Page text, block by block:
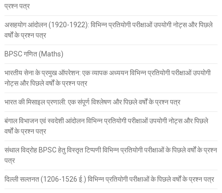
प्रश्न पत्र
असहयोग आंदोलन (1920-1922): विभिन्न प्रतियोगी परीक्षाओं उपयोगी नोट्स और पिछले
वर्षों के प्रश्न पत्र
BPSC गणित (Maths)
भारतीय सेना के प्रमुख ऑपरेशन: एक व्यापक अध्ययन विभिन्न प्रतियोगी परीक्षाओं उपयोगी
नोट्स और पिछले वर्षों के प्रश्न पत्र
भारत की मिसाइल प्रणाली: एक संपूर्ण विश्लेषण और पिछले वर्षों के प्रश्न पत्र
बंगाल विभाजन एवं स्वदेशी आंदोलन विभिन्न प्रतियोगी परीक्षाओं उपयोगी नोट्स और पिछले
वर्षों के प्रश्न पत्र
संथाल विद्रोह BPSC हेतु विस्तृत टिप्पणी विभिन्न प्रतियोगी परीक्षाओं के पिछले वर्षों के प्रश्न
पत्र
दिल्ली सल्तनत (1206-1526 ई.) विभिन्न प्रतियोगी परीक्षाओं के पिछले वर्षों के प्रश्न पत्र